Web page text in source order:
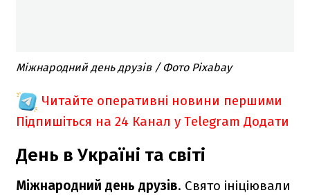
Міжнародний день друзів / Фото Pixabay
Читайте оперативні новини першими
Підпишіться на 24 Канал у Telegram Додати
День в Україні та світі
Міжнародний день друзів. Свято ініціювали